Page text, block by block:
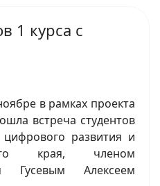
1 курса с
в рамках проекта
встреча студентов
развития и
края, членом
Гусевым Алексеем